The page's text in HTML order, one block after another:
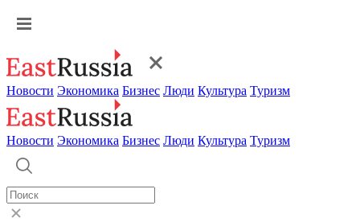
Новости Экономика Бизнес Люди Культура Туризм
Новости Экономика Бизнес Люди Культура Туризм